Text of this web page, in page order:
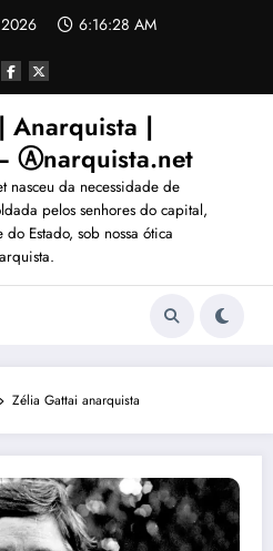
6:16:31 AM
Anarquista |
Ⓐnarquista.net
nasceu da necessidade de
pelos senhores do capital,
Estado, sob nossa ótica
Zélia Gattai anarquista